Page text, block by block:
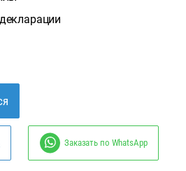
Заказать по WhatsApp